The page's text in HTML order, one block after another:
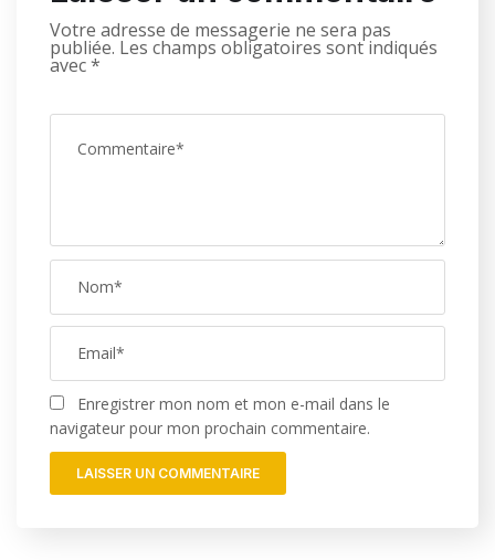
Votre adresse de messagerie ne sera pas
publiée. Les champs obligatoires sont indiqués
avec*
Enregistrer mon nom et mon e-mail dans le
navigateur pour mon prochain commentaire.